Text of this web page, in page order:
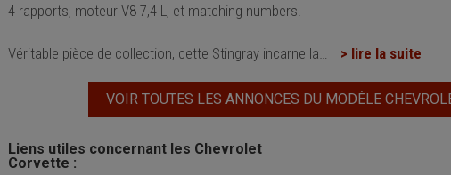
4 rapports, moteur V8 7,4 L, et matching numbers.
Véritable pièce de collection, cette Stingray incarne la > lire la suite
VOIR TOUTES LES ANNONCES DU MODÈLE
Liens utiles concernant les Chevrolet
Corvette :